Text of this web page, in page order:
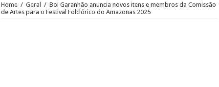
Home / Geral / Boi Garanhão anuncia novos itens e membros da Comissão
de Artes para o Festival Folclórico do Amazonas 2025